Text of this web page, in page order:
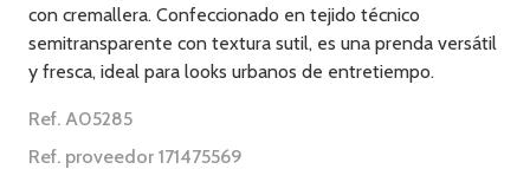
con cremallera. Confeccionado en tejido técnico
semitransparente con textura sutil, es una prenda versátil
y fresca, ideal para looks urbanos de entretiempo.
Ref. A05285
Ref. proveedor 171475569